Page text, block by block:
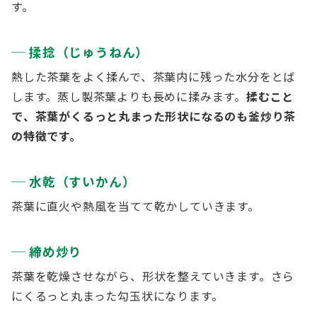
す。
揉捻（じゅうねん）
熱した茶葉をよく揉んで、茶葉内に残った水分をとば
します。蒸し製茶葉よりも長めに揉みます。 揉むこと
で、茶葉がくるっと丸まった形状になるのも釜炒り茶
の特徴です。
水乾（すいかん）
茶葉に直火や熱風を当てて乾かしていきます。
締め炒り
茶葉を乾燥させながら、形状を整えていきます。さら
にくるっと丸まった勾玉状になります。